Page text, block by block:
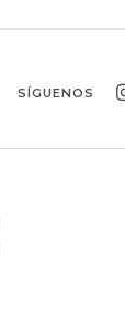
SÍGUENOS